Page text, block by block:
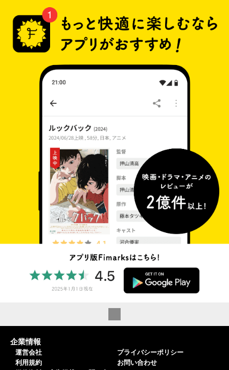
企業情報
運営会社
利用規約
プライバシーポリシー
お問い合わせ